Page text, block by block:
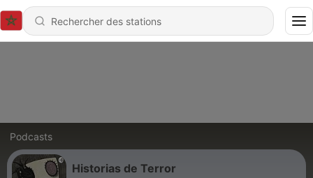
Podcasts
Historias de Terror